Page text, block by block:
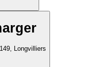
Longvilliers